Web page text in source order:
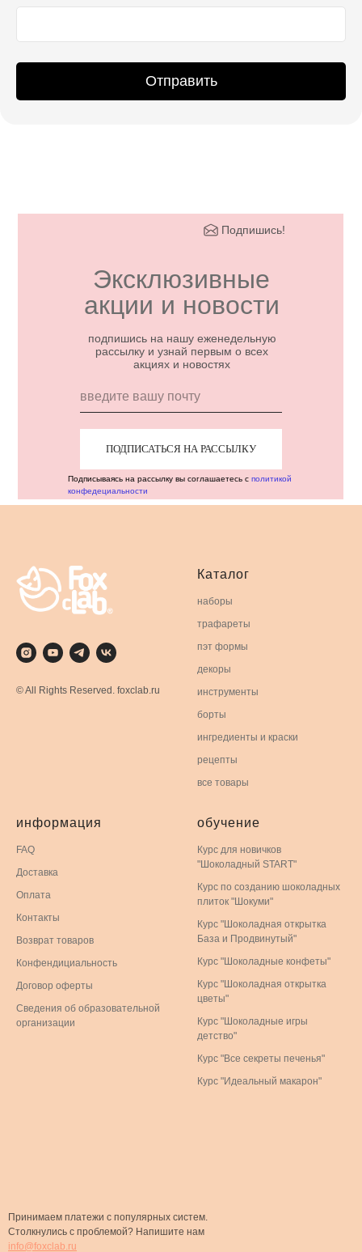
Отправить
Эксклюзивные
акции и новости
ПОДПИСАТЬСЯ НА РАССЫЛКУ
подпишись на нашу еженедельную
рассылку и узнай первым о всех
акциях и новостях
Подпишись!
Подписываясь на рассылку вы соглашаетесь с политикой
конфедециальности
© All Rights Reserved. foxclab.ru
Каталог
наборы
трафареты
пэт формы
декоры
инструменты
борты
ингредиенты и краски
рецепты
все товары
информация
FAQ
Доставка
Оплата
Контакты
Возврат товаров
Конфендициальность
Договор оферты
Сведения об образовательной
организации
обучение
Курс для новичков
"Шоколадный START"
Курс по созданию шоколадных
плиток "Шокуми"
Курс "Шоколадная открытка
База и Продвинутый"
Курс "Шоколадные конфеты"
Курс "Шоколадная открытка
цветы"
Курс "Шоколадные игры
детство"
Курс "Все секреты печенья"
Курс "Идеальный макарон"
Принимаем платежи с популярных систем.
Столкнулись с проблемой? Напишите нам
info@foxclab.ru